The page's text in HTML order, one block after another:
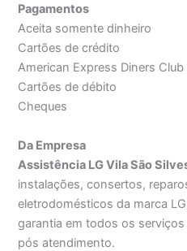
Pagamentos
Aceita somente dinheiro
Cartões de crédito
American Express Diners
Cartões de débito
Cheques
Da Empresa
Assistência LG Vila São
instalações, consertos,
eletrodomésticos da marca
garantia em todos os
pós atendimento.